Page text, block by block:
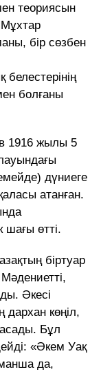
теориясын
бір сөзбен
болғаны
1916 жылы 5
дүниеге
атанған.
шағы өтті.
біртуар
Әкесі
көңіл,
Бұл
«Әкем Уақ
да,